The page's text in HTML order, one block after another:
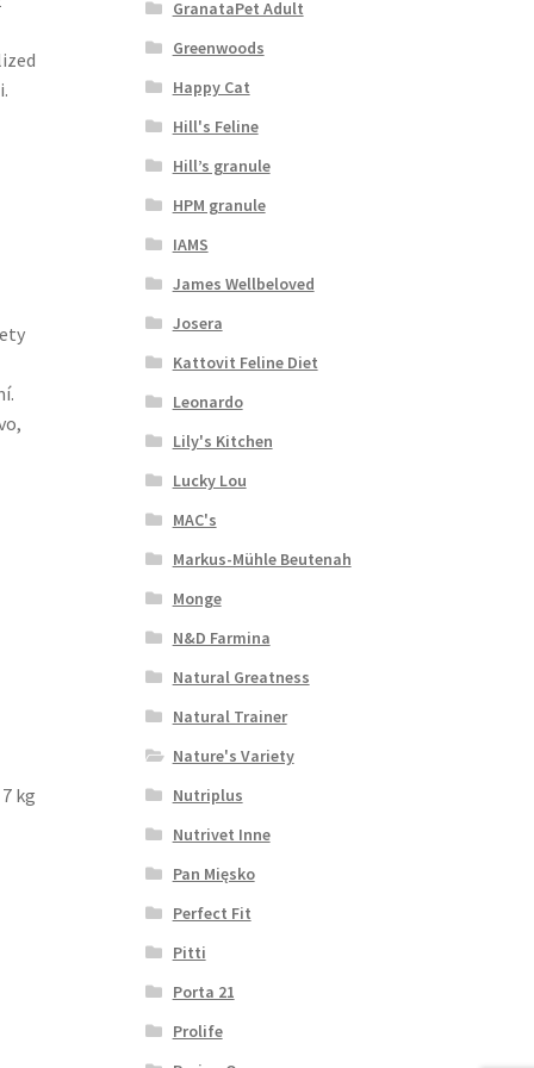
kg
GranataPet Adult
Greenwoods
Happy Cat
Hill's Feline
Hill’s granule
HPM granule
IAMS
James Wellbeloved
Josera
Kattovit Feline Diet
Leonardo
Lily's Kitchen
Lucky Lou
MAC's
Markus-Mühle Beutenah
Monge
N&D Farmina
Natural Greatness
Natural Trainer
Nature's Variety
Nutriplus
Nutrivet Inne
Pan Mięsko
Perfect Fit
Pitti
Porta 21
Prolife